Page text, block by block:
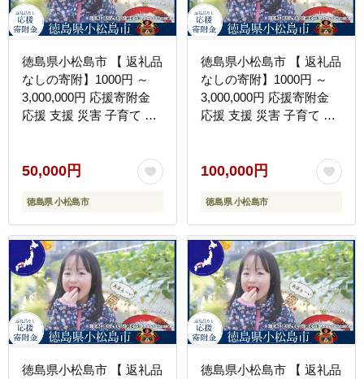
徳島県小松島市 【 返礼品
なしの寄附】1000円 ～
3,000,000円 応援寄附金
応援 支援 災害 子育て 1
付 南海トラフ 巨大 地震
世代 応援 プロジェクト
子供 応援寄付
50,000円
徳島県 小松島市
徳島県小松島市 【 返礼品
なしの寄附】1000円 ～
3,000,000円 応援寄附金
応援 支援 災害 子育て 1
付 南海トラフ 巨大 地震
世代 応援 プロジェクト
子供 応援寄付
100,000円
徳島県 小松島市
徳島県小松島市 【 返礼品
徳島県小松島市 【 返礼品